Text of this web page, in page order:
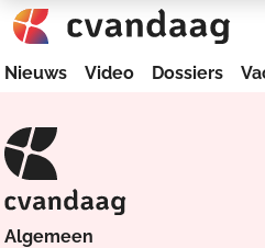
Nieuws Video Dossiers
Algemeen